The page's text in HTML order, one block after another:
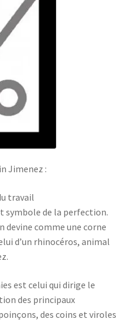
Jimenez :
travail
symbole de la perfection.
devine comme une corne
d’un rhinocéros, animal
est celui qui dirige le
des principaux
des coins et viroles